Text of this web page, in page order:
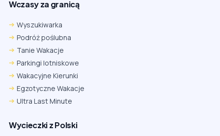
Wczasy za granicą
Wyszukiwarka
Podróż poślubna
Tanie Wakacje
Parkingi lotniskowe
Wakacyjne Kierunki
Egzotyczne Wakacje
Ultra Last Minute
Wycieczki z Polski